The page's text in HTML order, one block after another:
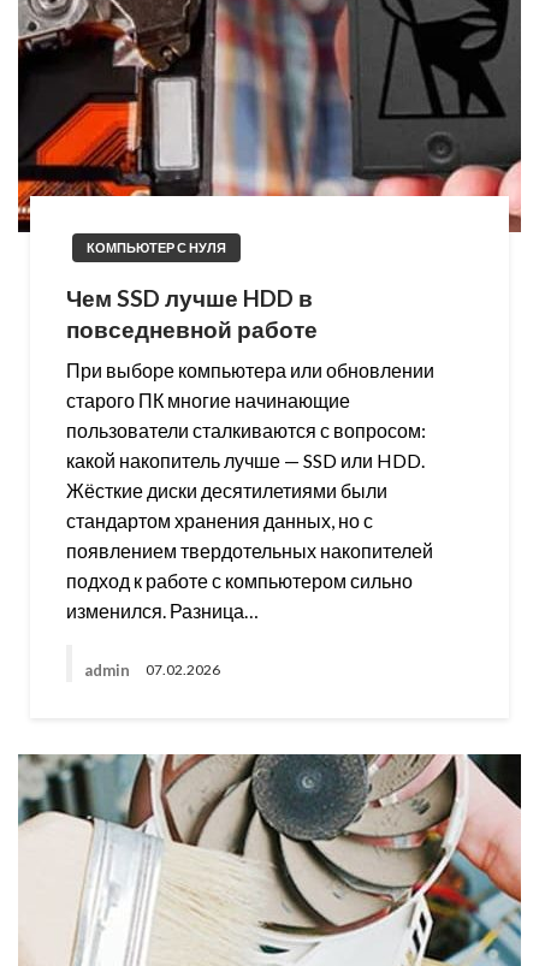
КОМПЬЮТЕР С НУЛЯ
Чем SSD лучше HDD в
повседневной работе
При выборе компьютера или обновлении
старого ПК многие начинающие
пользователи сталкиваются с вопросом:
какой накопитель лучше — SSD или HDD.
Жёсткие диски десятилетиями были
стандартом хранения данных, но с
появлением твердотельных накопителей
подход к работе с компьютером сильно
изменился. Разница…
admin 07.02.2026